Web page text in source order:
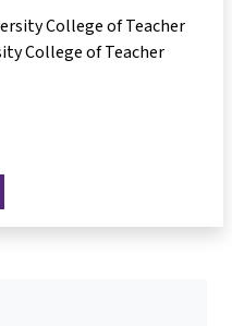
College of Teacher
College of Teacher